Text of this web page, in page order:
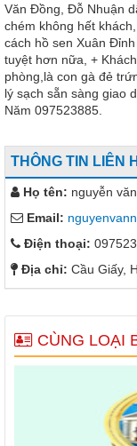
Văn Đồng, Đỗ Nhuận
chém không hết
cách hồ sen Xuân
tuyệt hơn nữa, +
phòng,là con gà đẻ
lý sạch sẵn sàng giao
Năm 097523885.
THÔNG TIN LIÊN
Họ tên: nguyễn
Email:
Điện thoại:
Địa chỉ: Cầu Giấy,
CÙNG LOẠI